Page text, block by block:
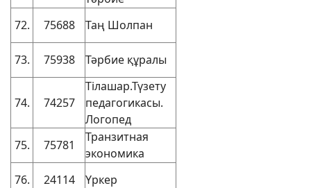
72.
75688 Таң Шолпан
73. 75938 Тәрбие құралы
74. 74257
Тілашар.Түзету
педагогикасы.
Логопед
75.
75781
Транзитная
экономика
76.
24114 Үркер